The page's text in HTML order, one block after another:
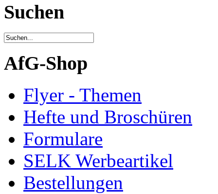
Suchen
AfG-Shop
Flyer - Themen
Hefte und Broschüren
Formulare
SELK Werbeartikel
Bestellungen